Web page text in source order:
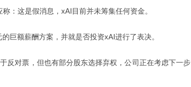
：这是假消息，xAI目前并未筹集任何资金。
巨额薪酬方案，并就是否投资xAI进行了表决。
反对票，但也有部分股东选择弃权，公司正在考虑下一步